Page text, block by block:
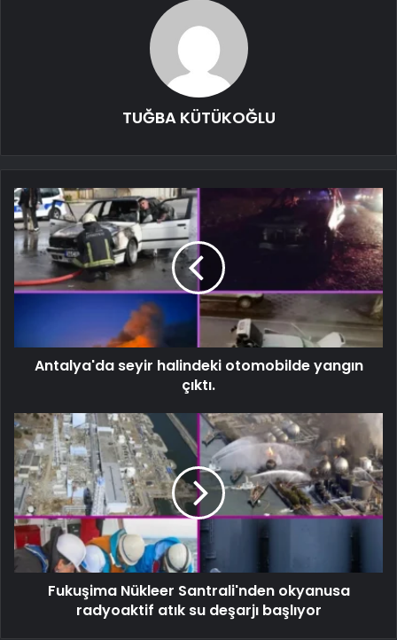
TUĞBA KÜTÜKOĞLU
Antalya'da seyir halindeki otomobilde yangın
çıktı.
Fukuşima Nükleer Santrali'nden okyanusa
radyoaktif atık su deşarjı başlıyor